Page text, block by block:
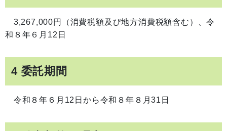
3,267,000円（消費税額及び地方消費税額含む）、令
和８年６月12日
4 委託期間
令和８年６月12日から令和８年８月31日